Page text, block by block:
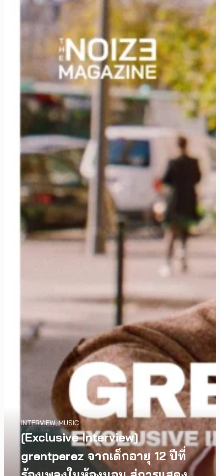
[Exclusive Interview]
grentperez จากเด็กอายุ 12 ปีที่
INTERVIEW,MUSIC